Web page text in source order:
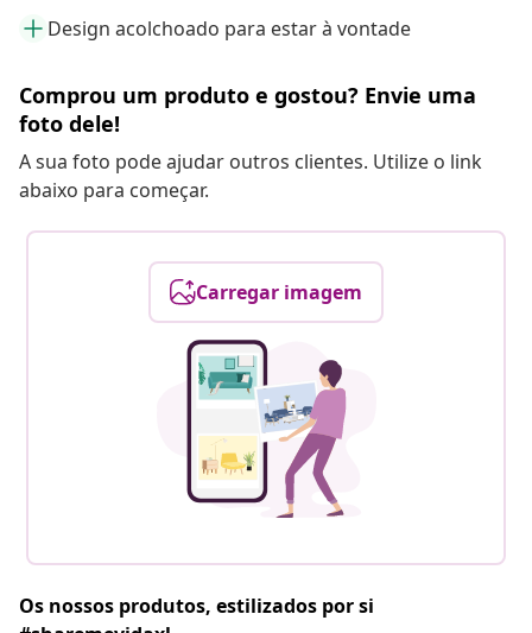
Design acolchoado para estar à vontade
Comprou um produto e gostou? Envie uma
foto dele!
A sua foto pode ajudar outros clientes. Utilize o link
abaixo para começar.
Carregar imagem
Os nossos produtos, estilizados por si